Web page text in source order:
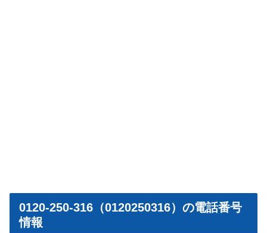
0120-250-316（0120250316）の電話番号
情報